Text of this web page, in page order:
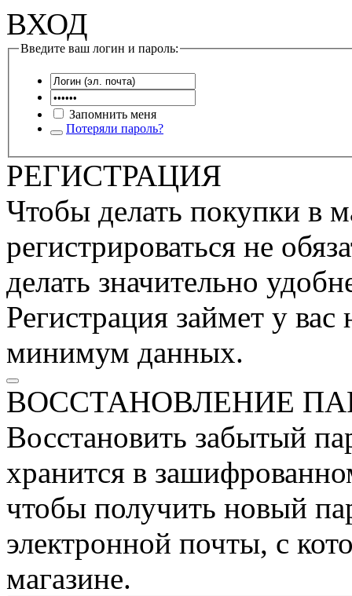
ВХОД
Введите ваш логин и пароль:
Запомнить меня
Потеряли пароль?
РЕГИСТРАЦИЯ
Чтобы делать покупки в
регистрироваться не
делать значительно
Регистрация займет у
минимум данных.
ВОССТАНОВЛЕНИЕ
Восстановить забытый
хранится в
чтобы получить новый
электронной почты, с
магазине.